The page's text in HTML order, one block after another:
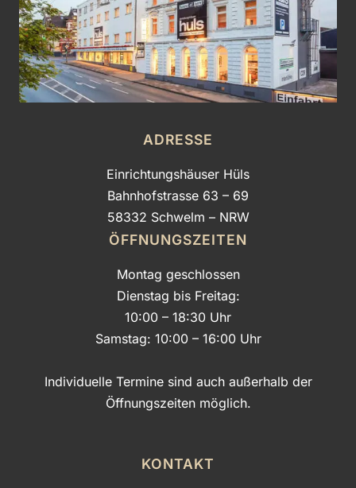
ADRESSE
Einrichtungshäuser Hüls
Bahnhofstrasse 63 – 69
58332 Schwelm – NRW
ÖFFNUNGSZEITEN
Montag geschlossen
Dienstag bis Freitag:
10:00 – 18:30 Uhr
Samstag: 10:00 – 16:00 Uhr
Individuelle Termine sind auch außerhalb der
Öffnungszeiten möglich.
KONTAKT